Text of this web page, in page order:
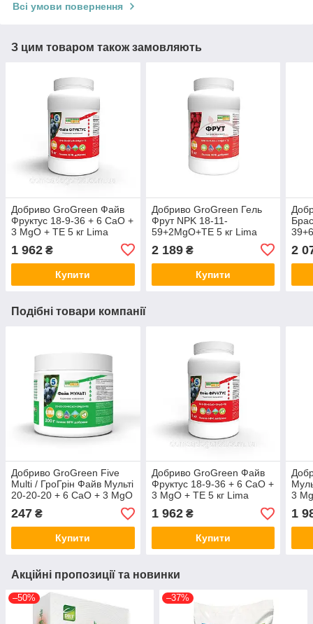
Всі умови повернення
З цим товаром також замовляють
Добриво GroGreen Файв
Фруктус 18-9-36 + 6 CaO +
3 MgO + TE 5 кг Lima
1 962 ₴
Купити
Добриво GroGreen Гель
Фрут NPK 18-11-
59+2MgO+TE 5 кг Lima
2 189₴
Купити
2
Подібні товари компанії
Добриво GroGreen Five
Multi / ГроГрін Файв Мульті
20-20-20 + 6 CaO + 3 MgO
+ TE 200 г Lima Бельгія
247 ₴
Купити
Добриво GroGreen Файв
Фруктус 18-9-36 + 6 CaO +
3 MgO + TE 5 кг Lima
Бельгія
1 962₴
Купити
3
1
Акційні пропозиції та новинки
–50% –37%